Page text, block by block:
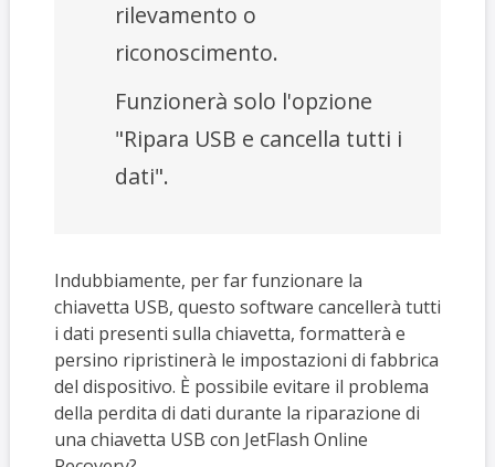
rilevamento o
riconoscimento.
Funzionerà solo l'opzione
"Ripara USB e cancella tutti i
dati".
Indubbiamente, per far funzionare la
chiavetta USB, questo software cancellerà tutti
i dati presenti sulla chiavetta, formatterà e
persino ripristinerà le impostazioni di fabbrica
del dispositivo. È possibile evitare il problema
della perdita di dati durante la riparazione di
una chiavetta USB con JetFlash Online